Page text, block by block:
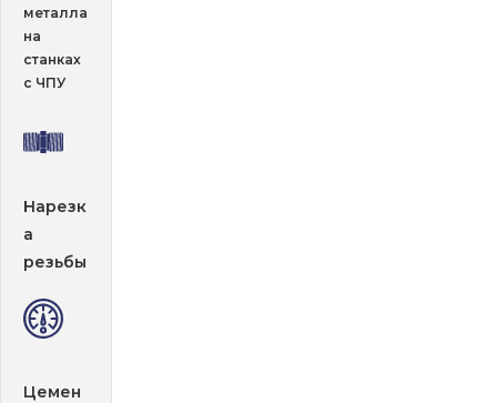
металла
на
станках
с ЧПУ
Нарезк
а
резьбы
Цемен